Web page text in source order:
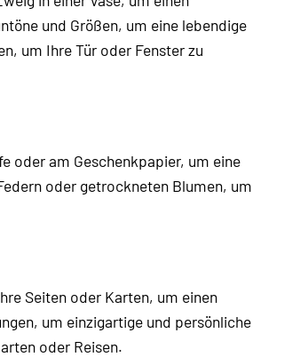
und Größen, um eine lebendige
um Ihre Tür oder Fenster zu
oder am Geschenkpapier, um eine
oder getrockneten Blumen, um
Seiten oder Karten, um einen
um einzigartige und persönliche
oder Reisen.